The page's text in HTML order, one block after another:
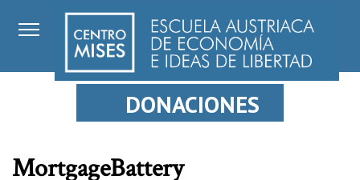
DONACIONES
MortgageBattery